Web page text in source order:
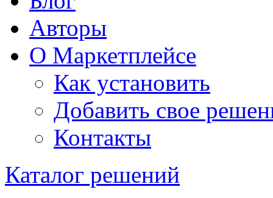
Авторы
О Маркетплейсе
Как установить
Добавить свое
Контакты
Каталог решений